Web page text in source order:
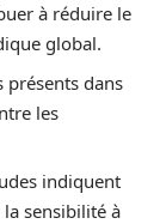
à réduire le
global.
présents dans
les
indiquent
sensibilité à